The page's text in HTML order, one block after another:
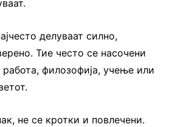
делуваат силно,
Тие често се насочени
работа, филозофија, учење или
не се кротки и повлечени.